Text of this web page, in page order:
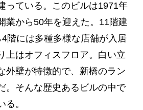
っている。このビルは1971年
業から50年を迎えた。11階建
階には多種多様な店舗が入居
上はオフィスフロア。白い立
外壁が特徴的で、新橋のラン
。そんな歴史あるビルの中で
る。